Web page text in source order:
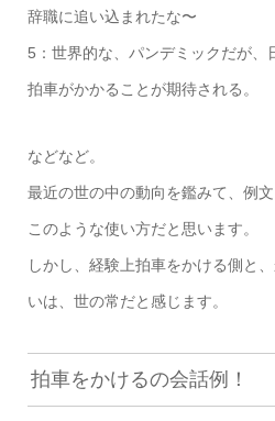
辞職に追い込まれたな〜
5：世界的な、パンデミックだが、
拍車がかかることが期待される。
などなど。
最近の世の中の動向を鑑みて、例文
このような使い方だと思います。
しかし、経験上拍車をかける側と
いは、世の常だと感じます。
拍車をかけるの会話例！